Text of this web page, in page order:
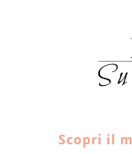
Scopri il